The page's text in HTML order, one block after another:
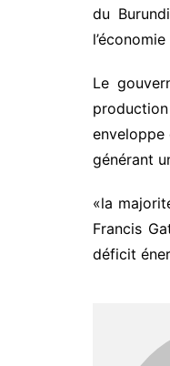
du
Le
enveloppe
générant
«la
Francis
déficit